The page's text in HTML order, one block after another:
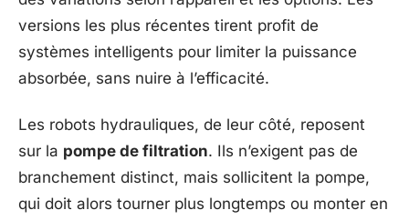
versions les plus récentes tirent profit de
systèmes intelligents pour limiter la puissance
absorbée, sans nuire à l’efficacité.
Les robots hydrauliques, de leur côté, reposent
sur la pompe de filtration. Ils n’exigent pas de
branchement distinct, mais sollicitent la pompe,
qui doit alors tourner plus longtemps ou monter en